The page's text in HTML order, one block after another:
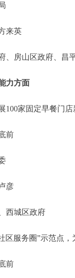
来英
房山区政府、昌
力方面
家固定早餐门店
前
彦
西城区政府
服务圈”示范点，
前